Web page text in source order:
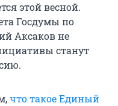
этой весной.
Госдумы по
Аксаков не
станут
что такое Единый